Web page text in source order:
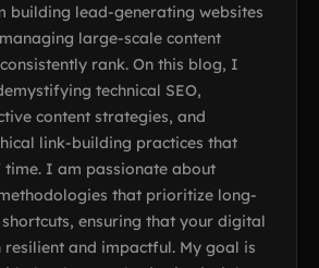
building lead-generating websites
large-scale content
rank. On this blog, I
technical SEO,
content strategies, and
link-building practices that
time. I am passionate about
that prioritize long-
ensuring that your digital
resilient and impactful. My goal is